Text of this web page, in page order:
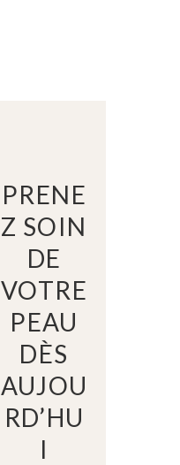
PRENE
Z SOIN
DE
VOTRE
PEAU
DÈS
AUJOU
RD’HU
I